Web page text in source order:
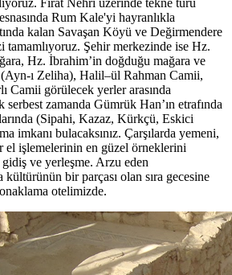
Rum Kale'yi hayranlıkla
kalan Savaşan Köyü ve Değirmendere
Şehir merkezinde ise Hz.
Hz. İbrahim’in doğduğu mağara ve
(Ayn-ı Zeliha), Halil–ül Rahman Camii,
Camii görülecek yerler arasında
serbest zamanda Gümrük Han’ın etrafında
(Sipahi, Kazaz, Kürkçü, Eskici
imkanı bulacaksınız. Çarşılarda yemeni,
el işlemelerinin en güzel örneklerini
ve yerleşme. Arzu eden
kültürünün bir parçası olan sıra gecesine
otelimizde.